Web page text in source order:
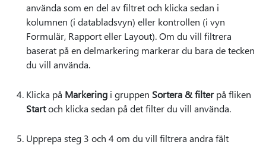
använda som en del av filtret och klicka sedan i
kolumnen (i databladsvyn) eller kontrollen (i vyn
Formulär, Rapport eller Layout). Om du vill filtrera
baserat på en delmarkering markerar du bara de tecken
du vill använda.
Klicka på Markering i gruppen Sortera & filterpå fliken
Startoch klicka sedan på det filter du vill använda.
Upprepa steg 3 och 4 om du vill filtrera andra fält